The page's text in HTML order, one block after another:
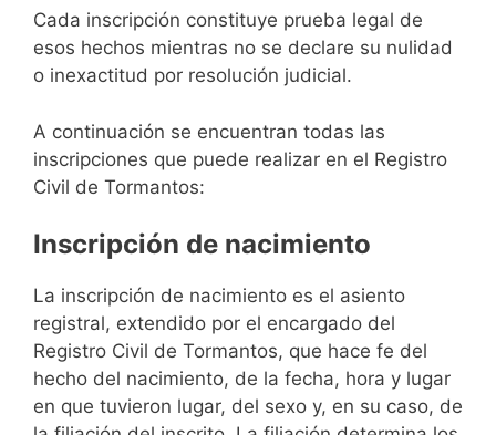
Cada inscripción constituye prueba legal de
esos hechos mientras no se declare su nulidad
o inexactitud por resolución judicial.
A continuación se encuentran todas las
inscripciones que puede realizar en el Registro
Civil de Tormantos:
Inscripción de nacimiento
La inscripción de nacimiento es el asiento
registral, extendido por el encargado del
Registro Civil de Tormantos, que hace fe del
hecho del nacimiento, de la fecha, hora y lugar
en que tuvieron lugar, del sexo y, en su caso, de